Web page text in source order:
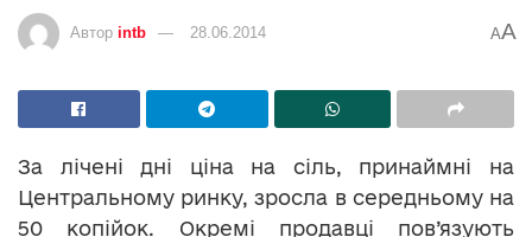
Автор intb 28.06.2014 AA
За лічені дні ціна на сіль, принаймні на
Центральному ринку, зросла в середньому на
50 копійок. Окремі продавці пов’язують